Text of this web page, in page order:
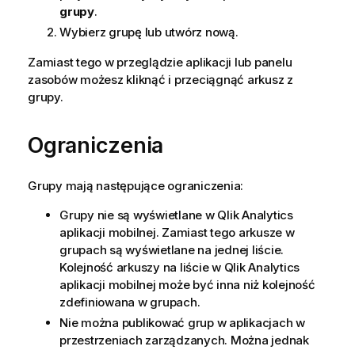
grupy.
Wybierz grupę lub utwórz nową.
Zamiast tego w przeglądzie aplikacji lub panelu
zasobów możesz kliknąć i przeciągnąć arkusz z
grupy.
Ograniczenia
Grupy mają następujące ograniczenia:
Grupy nie są wyświetlane w Qlik Analytics
aplikacji mobilnej. Zamiast tego arkusze w
grupach są wyświetlane na jednej liście.
Kolejność arkuszy na liście w Qlik Analytics
aplikacji mobilnej może być inna niż kolejność
zdefiniowana w grupach.
Nie można publikować grup w aplikacjach w
przestrzeniach zarządzanych. Można jednak